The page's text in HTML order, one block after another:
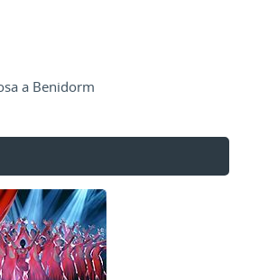
a Benidorm